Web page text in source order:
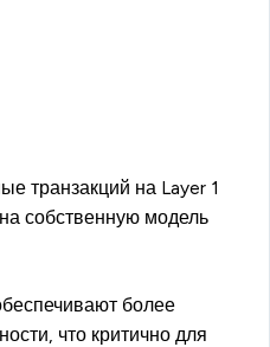
транзакций на Layer 1
собственную модель
более
что критично для